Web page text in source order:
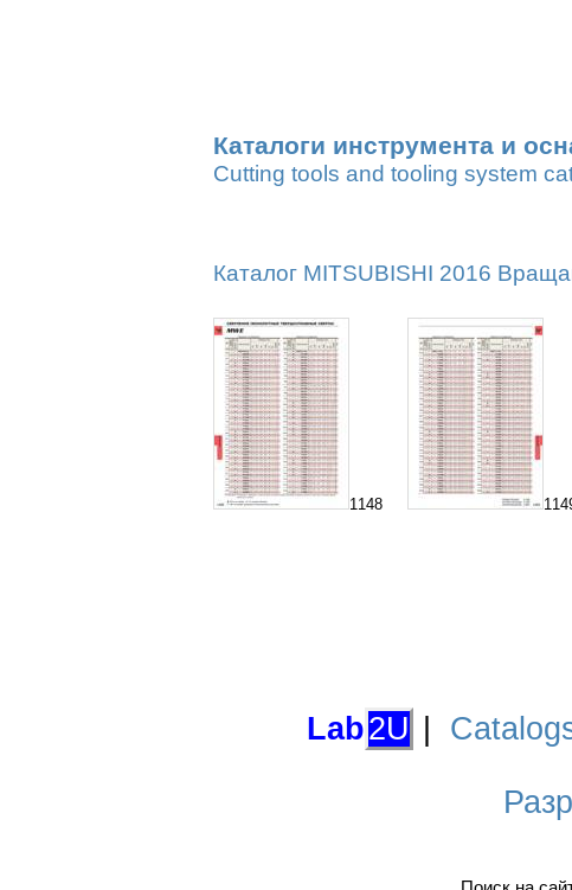
Каталоги инструмента и
Cutting tools and tooling system
Каталог MITSUBISHI 2016
1148
Lab2U